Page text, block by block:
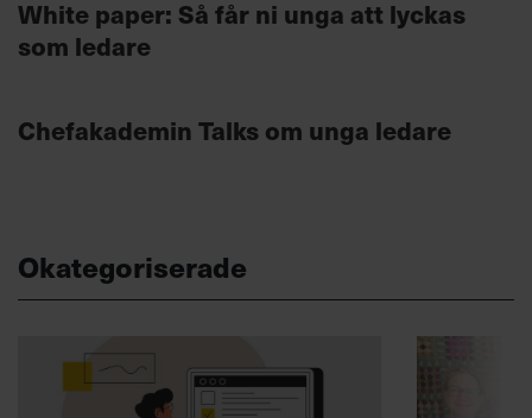
White paper: Så får ni unga att lyckas
som ledare
Chefakademin Talks om unga ledare
Okategoriserade